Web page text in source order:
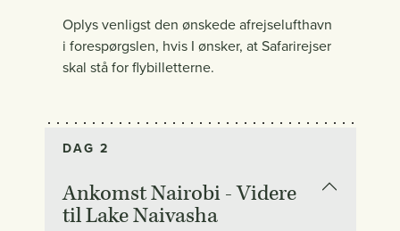
Oplys venligst den ønskede afrejselufthavn
i forespørgslen, hvis I ønsker, at Safarirejser
skal stå for flybilletterne.
DAG 2
Ankomst Nairobi - Videre
til Lake Naivasha